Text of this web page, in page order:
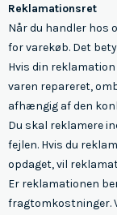
Reklamationsret
Når du handler hos
for varekøb. Det
Hvis din
varen repareret,
afhængig af den
Du skal reklamere
fejlen. Hvis du
opdaget, vil
Er reklamationen
fragtomkostninger.